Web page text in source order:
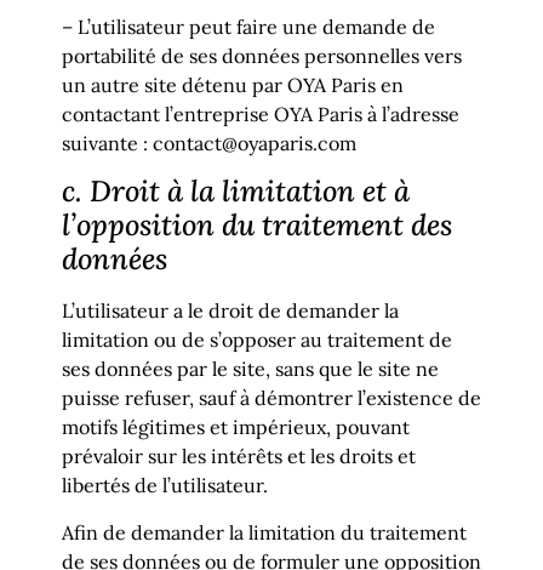
– L’utilisateur peut faire une demande de
portabilité de ses données personnelles vers
un autre site détenu par OYA Paris en
contactant l’entreprise OYA Paris à l’adresse
suivante : contact@oyaparis.com
c. Droit à la limitation et à
l’opposition du traitement des
données
L’utilisateur a le droit de demander la
limitation ou de s’opposer au traitement de
ses données par le site, sans que le site ne
puisse refuser, sauf à démontrer l’existence de
motifs légitimes et impérieux, pouvant
prévaloir sur les intérêts et les droits et
libertés de l’utilisateur.
Afin de demander la limitation du traitement
de ses données ou de formuler une opposition